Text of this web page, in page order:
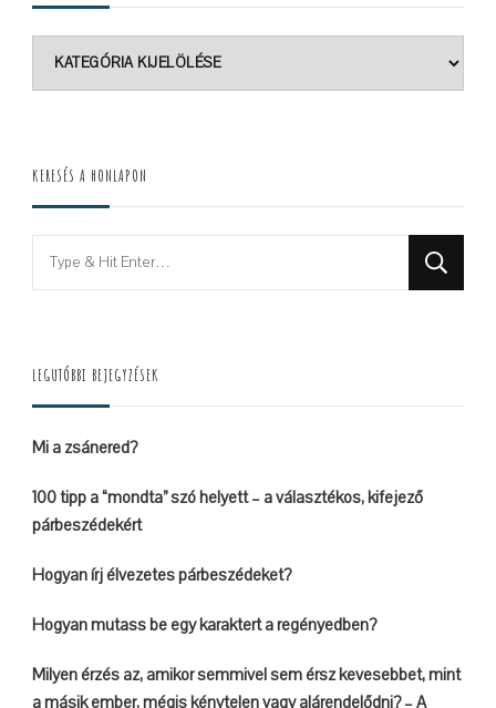
Kategóriák
KERESÉS A HONLAPON
Looking
for
LEGUTÓBBI BEJEGYZÉSEK
Mi a zsánered?
100 tipp a “mondta” szó helyett – a választékos, kifejező
párbeszédekért
Hogyan írj élvezetes párbeszédeket?
Hogyan mutass be egy karaktert a regényedben?
Milyen érzés az, amikor semmivel sem érsz kevesebbet, mint
a másik ember, mégis kénytelen vagy alárendelődni? – A